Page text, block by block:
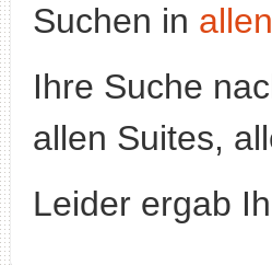
Suchen in
Ihre Suche
allen Suites,
Leider ergab